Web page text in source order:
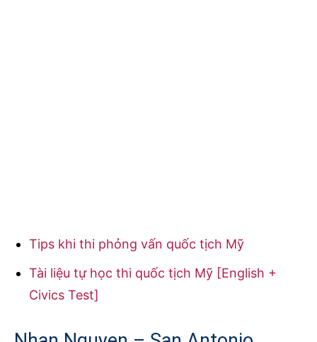
Tips khi thi phỏng vấn quốc tịch Mỹ
Tài liệu tự học thi quốc tịch Mỹ [English +
Civics Test]